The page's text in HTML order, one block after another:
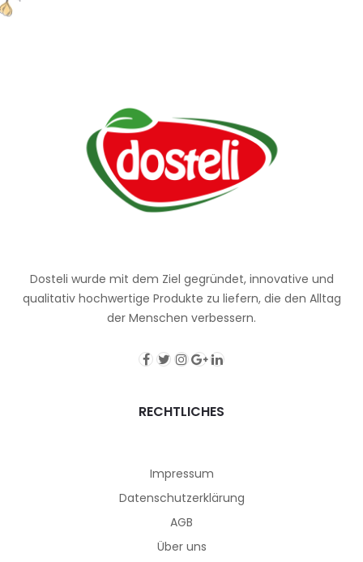
Dosteli wurde mit dem Ziel gegründet, innovative und
qualitativ hochwertige Produkte zu liefern, die den Alltag
der Menschen verbessern.
RECHTLICHES
Impressum
Datenschutz­erklärung
AGB
Über uns